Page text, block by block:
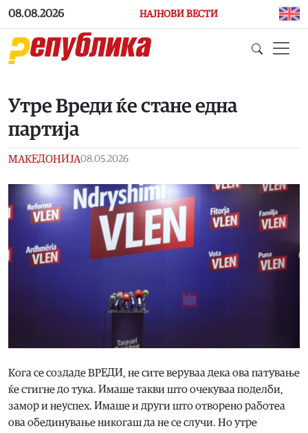
Skip to main content
08.08.2026 НАЈНОВИ ВЕСТИ
Утре Вреди ќе стане една
партија
МАКЕДОНИЈА08.05.2026
Кога се создаде ВРЕДИ, не сите веруваа дека ова патување
ќе стигне до тука. Имаше такви што очекуваа поделби,
замор и неуспех. Имаше и други што отворено работеа
ова обединување никогаш да не се случи. Но утре